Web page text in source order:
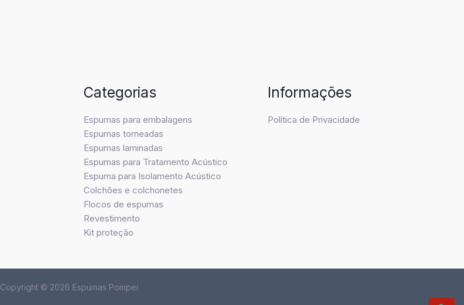
Categorias
Espumas para embalagens
Espumas torneadas
Espumas laminadas
Espumas para Tratamento Acústico
Espuma para Isolamento Acústico
Colchões e colchonetes
Flocos de espumas
Revestimento
Kit proteção
Informações
Política de Privacidade
Copyright © 2026 Espumas Pompei